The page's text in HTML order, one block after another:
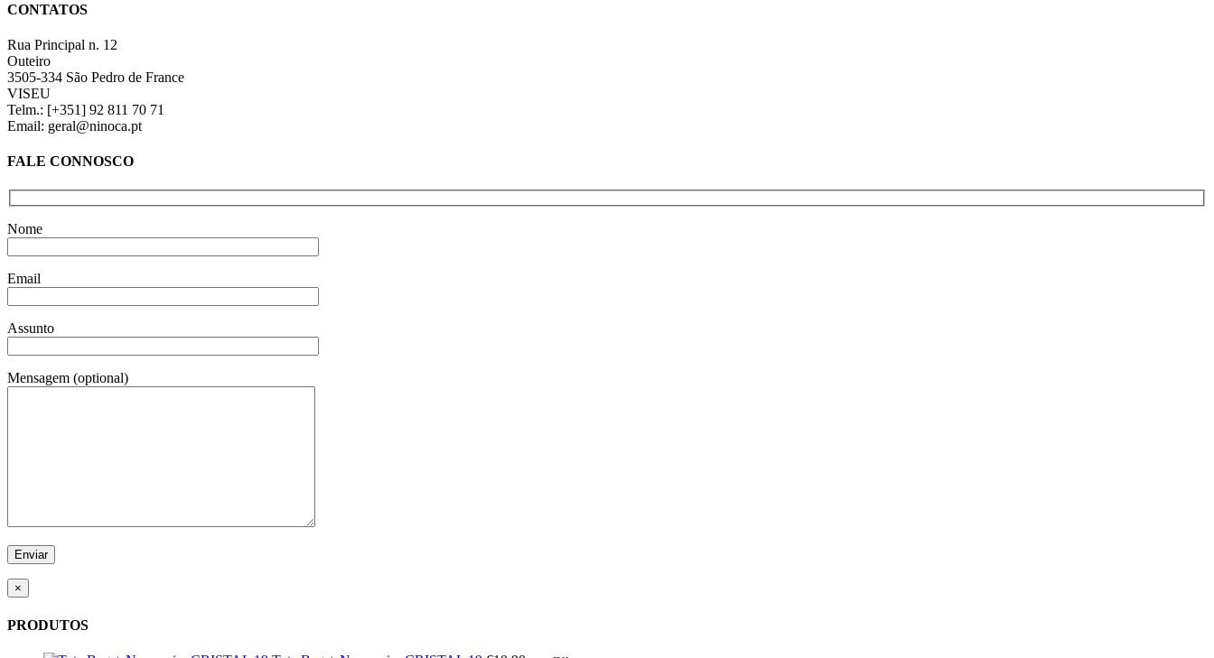
view
CONTATOS
Rua Principal n. 12
Outeiro
3505-334 São Pedro de France
VISEU
Telm.: [+351] 92 811 70 71
Email: geral@ninoca.pt
FALE CONNOSCO
Nome
Email
Assunto
Mensagem (optional)
×
PRODUTOS